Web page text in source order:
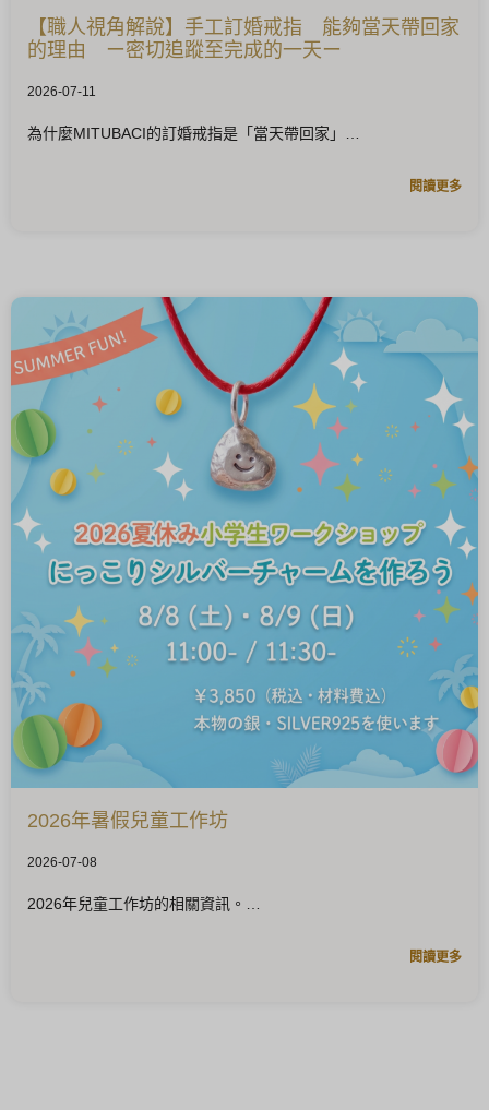
【職人視角解說】手工訂婚戒指 能夠當天帶回家
的理由 ー密切追蹤至完成的一天ー
2026-07-11
為什麼MITUBACI的訂婚戒指是「當天帶回家」
閱讀更多
2026年暑假兒童工作坊
2026-07-08
2026年兒童工作坊的相關資訊。
閱讀更多